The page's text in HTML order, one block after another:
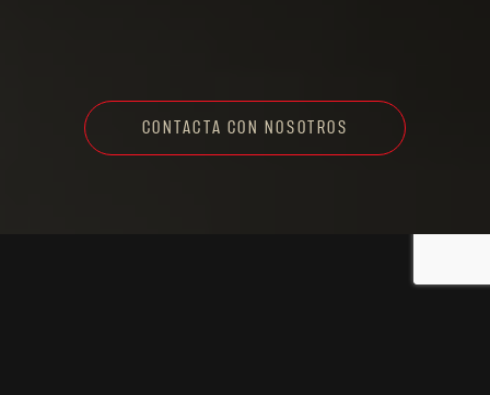
CONTACTA CON NOSOTROS